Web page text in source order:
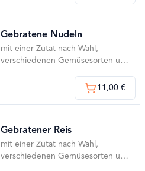
Gebratene Nudeln
mit einer Zutat nach Wahl,
verschiedenen Gemüsesorten und
11,00 €
Gebratener Reis
mit einer Zutat nach Wahl,
verschiedenen Gemüsesorten und